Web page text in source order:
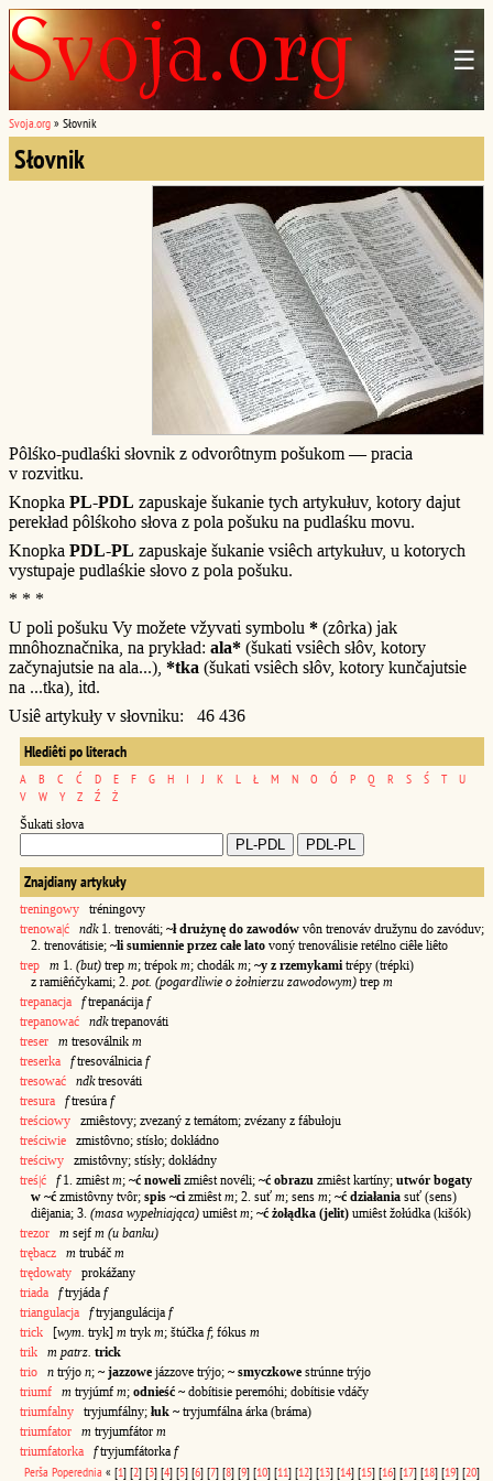
☰
Svoja.org » Słovnik
Słovnik
Pôlśko-pudlaśki słovnik z odvorôtnym pošukom — pracia
v rozvitku.
Knopka PL-PDL zapuskaje šukanie tych artykułuv, kotory dajut
perekład pôlśkoho słova z pola pošuku na pudlaśku movu.
Knopka PDL-PL zapuskaje šukanie vsiêch artykułuv, u kotorych
vystupaje pudlaśkie słovo z pola pošuku.
* * *
U poli pošuku Vy možete vžyvati symbolu * (zôrka) jak
mnôhoznačnika, na prykład: ala* (šukati vsiêch słôv, kotory
začynajutsie na ala...), *tka (šukati vsiêch słôv, kotory kunčajutsie
na ...tka), itd.
Usiê artykuły v słovniku: 46 436
Hlediêti po literach
A B C Ć D E F G H I J K L Ł M N O Ó P Q R S Ś T
U
V
W Y Z Ź Ż
Šukati słova
Znajdiany artykuły
treningowy tréningovy
trenowa|ć
ndk1. trenováti; ~ł drużynę do zawodów vôn trenováv družynu do zavóduv;
2. trenovátisie; ~li sumiennie przez całe lato voný trenoválisie retélno ciêłe liêto
trep
m 1. (but) trep m; trépok m; chodák m; ~y z rzemykami trépy (trépki)
z ramiêńčykami; 2. pot. (pogardliwie o żołnierzu zawodowym) trep m
trepanacja
ftrepanácija f
trepanować
ndktrepanováti
treser
m tresoválnik m
treserka
ftresoválnicia f
tresować
ndktresováti
tresura
ftresúra f
treściowy zmiêstovy; zvezaný z temátom; zvézany z fábułoju
treściwie zmistôvno; stísło; dokłádno
treściwy zmistôvny; stísły; dokłádny
treś|ć
f1. zmiêst m; ~ć noweli zmiêst novéli; ~ć obrazu zmiêst kartíny; utwór bogaty
w ~ć zmistôvny tvôr; spis ~ci zmiêst m; 2. suť m; sens m; ~ć działania suť (sens)
diêjania; 3. (masa wypełniająca) umiêst m; ~ć żołądka (jelit) umiêst žołúdka (kišók)
trezor
m sejf m (u banku)
trębacz
m trubáč m
trędowaty prokážany
triada
ftryjáda f
triangulacja
ftryjangulácija f
trick [wym. tryk] m tryk m; štúčka f; fókus m
trik
m patrz. trick
trio
n trýjo n; ~ jazzowe jázzove trýjo; ~ smyczkowe strúnne trýjo
triumf
m tryjúmf m; odnieść ~ dobítisie peremóhi; dobítisie vdáčy
triumfalny tryjumfálny; łuk ~ tryjumfálna árka (bráma)
triumfator
m tryjumfátor m
triumfatorka
ftryjumfátorka f
Perša Poperednia « [1] [2] [3] [4] [5] [6] [7] [8] [9] [10] [11] [12] [13] [14] [15] [16] [17] [18] [19] [20]